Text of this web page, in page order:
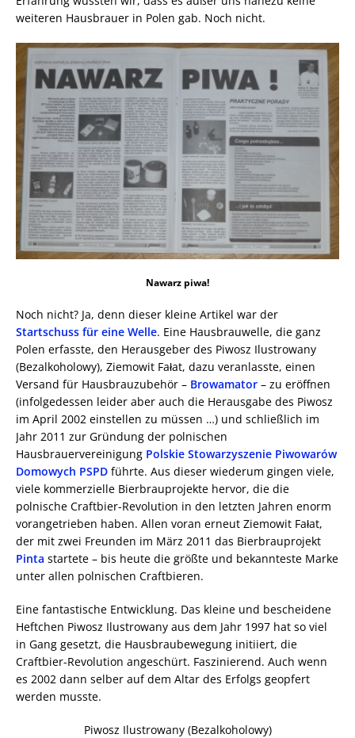
weiteren Hausbrauer in Polen gab. Noch nicht.
Nawarz piwa!
Noch nicht? Ja, denn dieser kleine Artikel war der
Startschuss für eine Welle. Eine Hausbrauwelle, die ganz
Polen erfasste, den Herausgeber des Piwosz Ilustrowany
(Bezalkoholowy), Ziemowit Fałat, dazu veranlasste, einen
Versand für Hausbrauzubehör – Browamator – zu eröffnen
(infolgedessen leider aber auch die Herausgabe des Piwosz
im April 2002 einstellen zu müssen …) und schließlich im
Jahr 2011 zur Gründung der polnischen
Hausbrauervereinigung Polskie Stowarzyszenie Piwowarów
Domowych PSPD führte. Aus dieser wiederum gingen viele,
viele kommerzielle Bierbrauprojekte hervor, die die
polnische Craftbier-Revolution in den letzten Jahren enorm
vorangetrieben haben. Allen voran erneut Ziemowit Fałat,
der mit zwei Freunden im März 2011 das Bierbrauprojekt
Pinta startete – bis heute die größte und bekannteste Marke
unter allen polnischen Craftbieren.
Eine fantastische Entwicklung. Das kleine und bescheidene
Heftchen Piwosz Ilustrowany aus dem Jahr 1997 hat so viel
in Gang gesetzt, die Hausbraubewegung initiiert, die
Craftbier-Revolution angeschürt. Faszinierend. Auch wenn
es 2002 dann selber auf dem Altar des Erfolgs geopfert
werden musste.
Piwosz Ilustrowany (Bezalkoholowy)